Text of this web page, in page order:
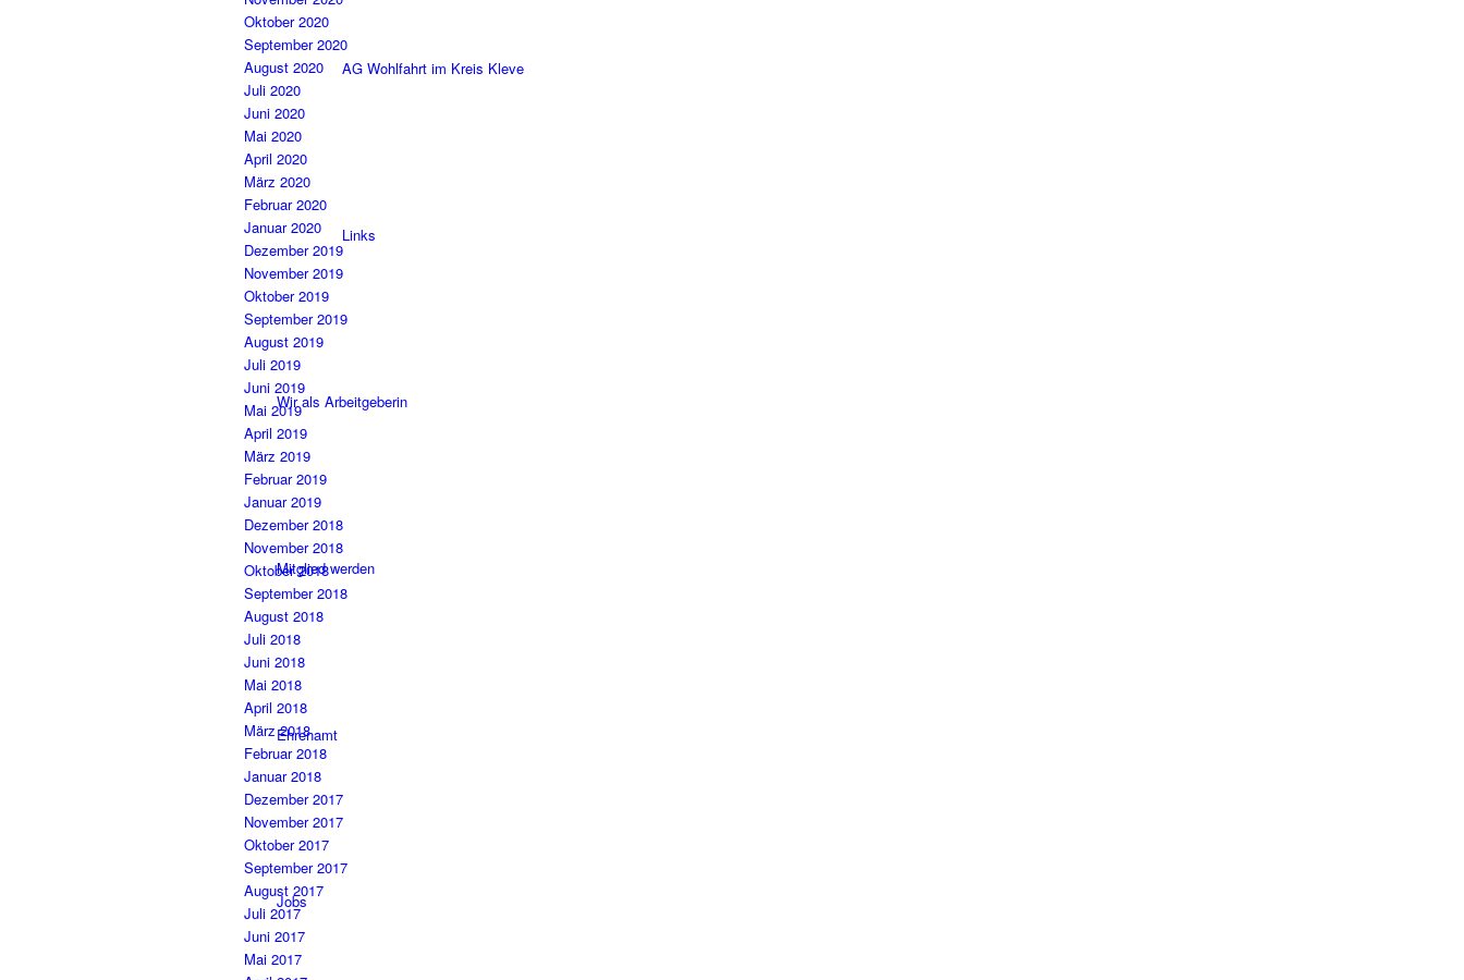
AG Wohlfahrt im Kreis Kleve
Links
Wir als Arbeitgeberin
Mitglied werden
Ehrenamt
Jobs
Oktober 2020
September 2020
August 2020
Juli 2020
Juni 2020
Mai 2020
April 2020
März 2020
Februar 2020
Januar 2020
Dezember 2019
November 2019
Oktober 2019
September 2019
August 2019
Juli 2019
Juni 2019
Mai 2019
April 2019
März 2019
Februar 2019
Januar 2019
Dezember 2018
November 2018
Oktober 2018
September 2018
August 2018
Juli 2018
Juni 2018
Mai 2018
April 2018
März 2018
Februar 2018
Januar 2018
Dezember 2017
November 2017
Oktober 2017
September 2017
August 2017
Juli 2017
Juni 2017
Mai 2017